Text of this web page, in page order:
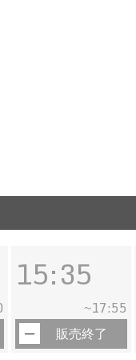
15:35
~17:55
販売終了